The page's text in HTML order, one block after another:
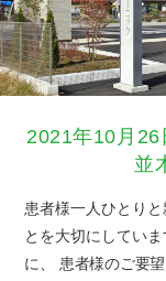
2021年10月
並
患者様一人ひとり
とを大切にしてい
に、 患者様のご要